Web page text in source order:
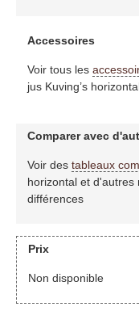
Accessoires
Voir tous les
jus Kuving’s
Comparer avec
Voir des tableaux
horizontal et d'autres
différences
Prix
Non disponible